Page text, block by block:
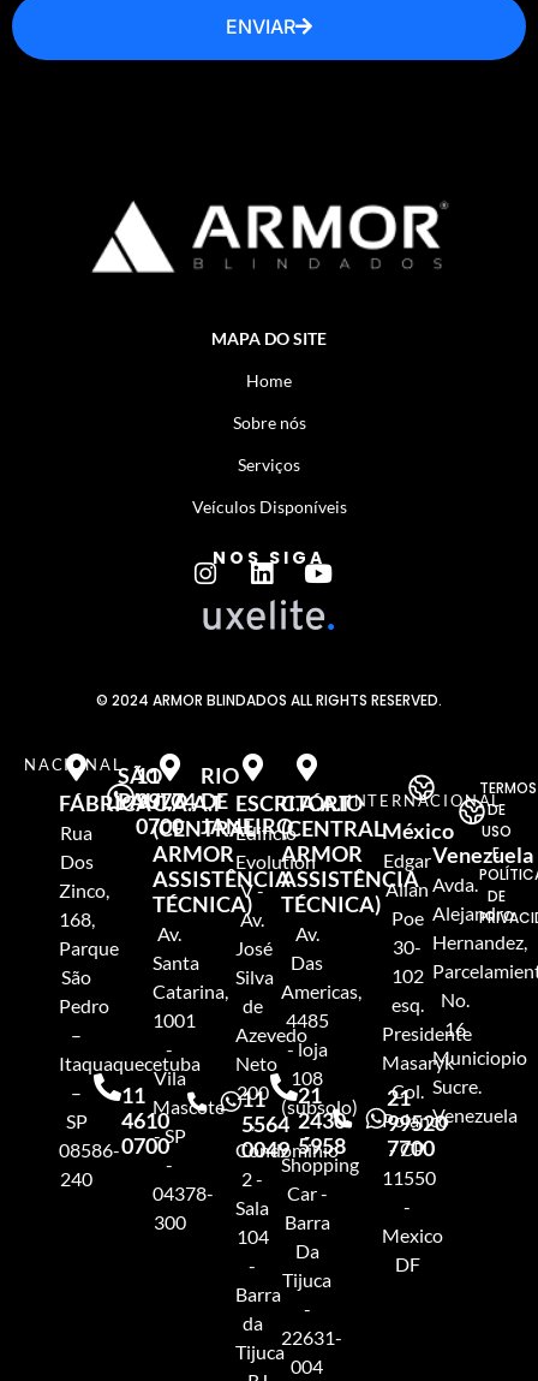
ENVIAR
MAPA DO SITE
Home
Sobre nós
Serviços
Veículos Disponíveis
NOS SIGA
© 2024 ARMOR BLINDADOS ALL RIGHTS RESERVED.
NACIONAL
FÁBRICA
Rua
Dos
Zinco,
168,
Parque
São
Pedro
–
Itaquaquecetuba
–
SP
08586-
240
11
4610
0700
11
99774
0700
SÃO
PAULOC.A.A.T
(CENTRAL
ARMOR
ASSISTÊNCIA
TÉCNICA)
Av.
Santa
Catarina,
1001
-
Vila
Mascote
- SP
-
04378-
300
11
5564
0049
RIO
DE
JANEIRO
ESCRITÓRIO
Edificio
Evolution
V -
Av.
José
Silva
de
Azevedo
Neto
200
,
Condominio
2 -
Sala
104
-
Barra
da
Tijuca
21
2430
5958
C.A.A.T
(CENTRAL
ARMOR
ASSISTÊNCIA
TÉCNICA)
Av.
Das
Americas,
4485
- loja
108
(subsolo)
-
Shopping
Car -
Barra
Da
Tijuca
-
22631-
004
21
99520
7700
INTERNACIONAL
México
Edgar
Allan
Poe
30-
102
esq.
Presidente
Masaryk
Col.
Polanco
- CP
11550
-
Mexico
DF
Venezuela
Avda.
Alejandro
Hernandez,
No.
16
Municiopio
Sucre.
Venezuela
TERMOS
DE
USO
E
DE